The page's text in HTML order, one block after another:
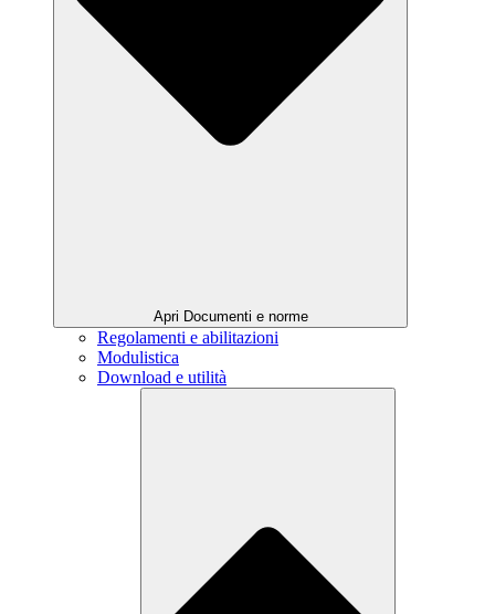
Apri Documenti e norme
Regolamenti e abilitazioni
Modulistica
Download e utilità